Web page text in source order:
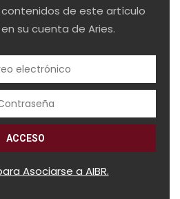
contenidos de este artículo
su cuenta de Aries.
Asociarse a AIBR.